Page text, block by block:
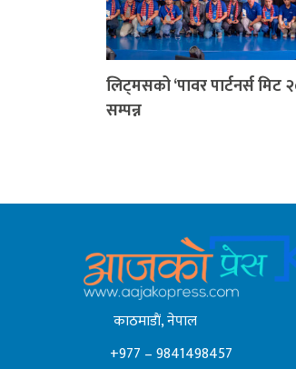
लिट्मसको ‘पावर पार्टनर्स मिट
सम्पन्न
काठमाडाैं, नेपाल
+977 – 9841498457